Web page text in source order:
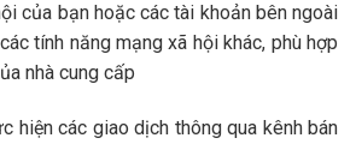
của bạn hoặc các tài khoản bên ngoài
tính năng mạng xã hội khác, phù hợp
nhà cung cấp
hiện các giao dịch thông qua kênh bán